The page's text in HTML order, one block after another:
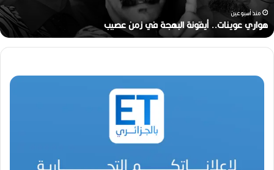
ج
ا
ل
منذ أسبوعين
رحيل المخرج القدير محمد الأمين مرباح (1946-2026)